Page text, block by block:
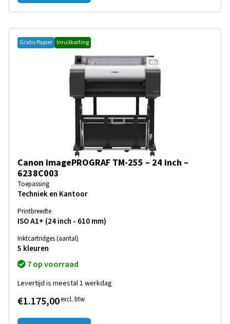
Gratis Papier Inruilkorting
Canon imagePROGRAF TM-255 – 24 inch –
6238C003
Toepassing
Techniek en Kantoor
Printbreedte
ISO A1+ (24 inch - 610 mm)
Inktcartridges (aantal)
5 kleuren
7 op voorraad
Levertijd is meestal 1 werkdag
€1.175,00excl. btw